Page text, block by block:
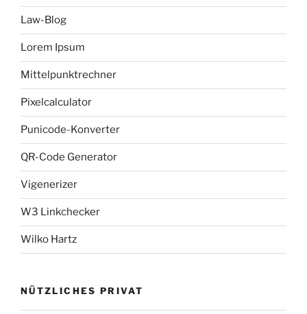
Law-Blog
Lorem Ipsum
Mittelpunktrechner
Pixelcalculator
Punicode-Konverter
QR-Code Generator
Vigenerizer
W3 Linkchecker
Wilko Hartz
NÜTZLICHES PRIVAT